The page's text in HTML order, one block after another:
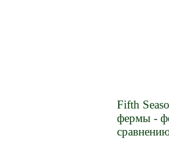
Fifth
фермы -